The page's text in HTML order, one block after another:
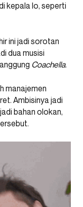
kepala lo, seperti
ini jadi sorotan
dua musisi
Coachella.
manajemen
Ambisinya jadi
bahan olokan,